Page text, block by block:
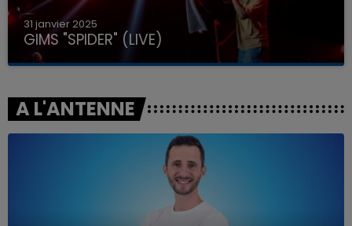
31 janvier 2025
GIMS "SPIDER" (LIVE)
A L'ANTENNE